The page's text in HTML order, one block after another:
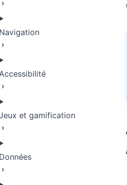
Navigation
et gamification
Données